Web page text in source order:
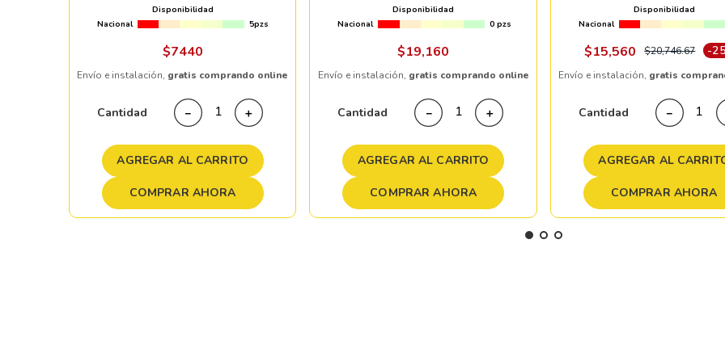
Disponibilidad
Nacional
5pzs
$7440
Envío e instalación, gratis comprando online
Cantidad ＋
－
AGREGAR AL CARRITO
COMPRAR AHORA
Disponibilidad
Nacional
0 pzs
$19,160
Envío e instalación, gratis comprando online
Cantidad ＋
－
AGREGAR AL CARRITO
COMPRAR AHORA
BLACK BOLTS
Disponibilidad
Nacional
$15,560 $20,746.67 -
Envío e instalación, gratis
Cantidad －
AGREGAR AL
COMPRAR AHORA